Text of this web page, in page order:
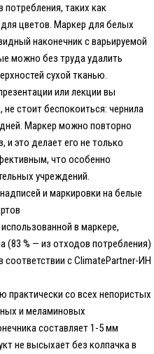
потребления, таких как
для цветов. Маркер для белых
наконечник с варьируемой
можно без труда удалить
сухой тканью.
или лекции вы
стоит беспокоиться: чернила
Маркер можно повторно
и это делает его не только
что особенно
учреждений.
и маркировки на белые
в маркере,
(83 % — из отходов потребления)
соответствии с ClimatePartner-ИН
практически со всех непористых
и меламиновых
составляет 1-5 мм
не высыхает без колпачка в